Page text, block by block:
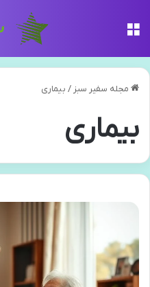
مجله سفیر سبز / بیماری
بیماری